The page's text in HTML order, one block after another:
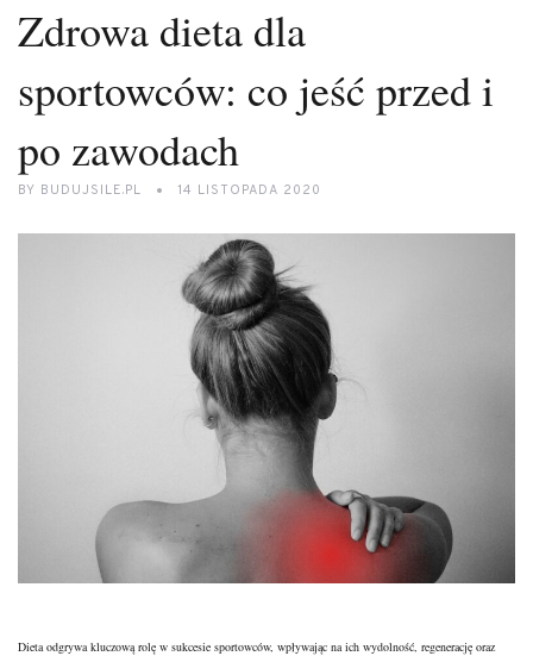
Zdrowa dieta dla
sportowców: co jeść przed i
po zawodach
BY BUDUJSILE.PL 14 LISTOPADA 2020
Dieta odgrywa kluczową rolę w sukcesie sportowców, wpływając na ich wydolność, regenerację oraz